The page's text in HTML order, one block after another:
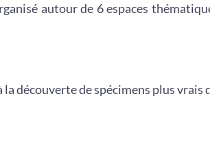
autour de 6 espaces
découverte de spécimens plus vrais